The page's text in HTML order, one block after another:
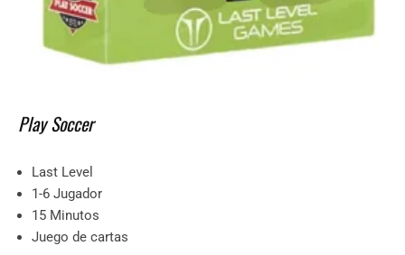
Play Soccer
Last Level
1-6 Jugador
15 Minutos
Juego de cartas